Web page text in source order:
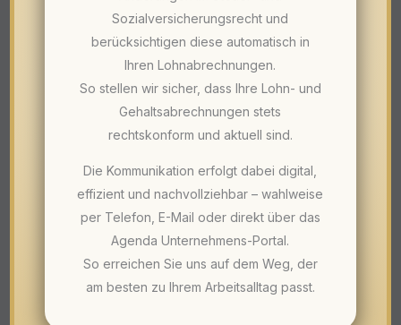
Sozialversicherungsrecht und
berücksichtigen diese automatisch in
Ihren Lohnabrechnungen.
So stellen wir sicher, dass Ihre Lohn- und
Gehaltsabrechnungen stets
rechtskonform und aktuell sind.
Die Kommunikation erfolgt dabei digital,
effizient und nachvollziehbar – wahlweise
per Telefon, E-Mail oder direkt über das
Agenda Unternehmens-Portal.
So erreichen Sie uns auf dem Weg, der
am besten zu Ihrem Arbeitsalltag passt.